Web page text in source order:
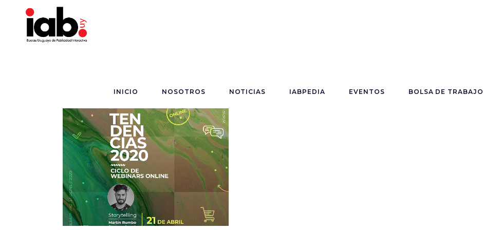
INICIO NOSOTROS NOTICIAS IABPEDIA EVENTOS BOLSA DE TRABAJO